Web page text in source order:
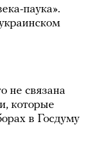
паука».
не связана
которые
в Госдуму